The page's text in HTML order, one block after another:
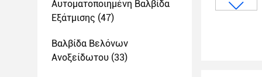
Αυτοματοποιημένη Βαλβίδα
Εξάτμισης (47)
Βαλβίδα Βελόνων
Ανοξείδωτου (33)